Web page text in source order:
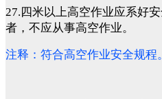
27.四米以上高空作业应系好
者，不应从事高空作业。
注释：符合高空作业安全规程。